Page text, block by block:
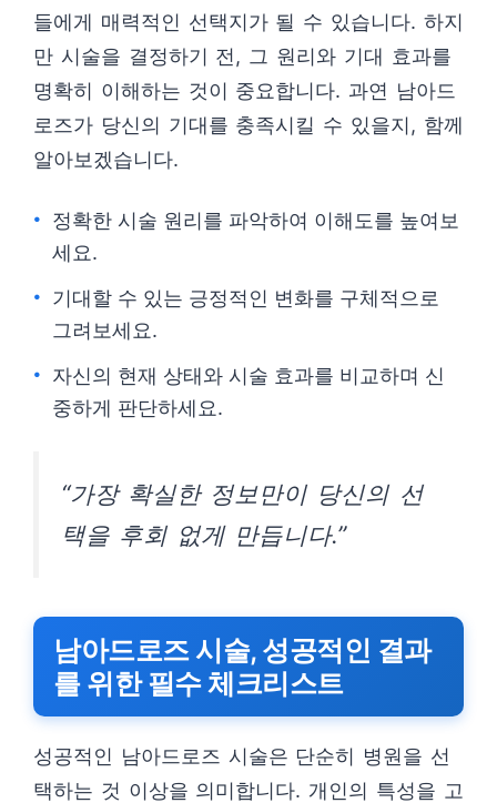
들에게 매력적인 선택지가 될 수 있습니다. 하지
만 시술을 결정하기 전, 그 원리와 기대 효과를
명확히 이해하는 것이 중요합니다. 과연 남아드
로즈가 당신의 기대를 충족시킬 수 있을지, 함께
알아보겠습니다.
정확한 시술 원리를 파악하여 이해도를 높여보
세요.
기대할 수 있는 긍정적인 변화를 구체적으로
그려보세요.
자신의 현재 상태와 시술 효과를 비교하며 신
중하게 판단하세요.
“가장 확실한 정보만이 당신의 선
택을 후회 없게 만듭니다.”
남아드로즈 시술, 성공적인 결과
를 위한 필수 체크리스트
성공적인 남아드로즈 시술은 단순히 병원을 선
택하는 것 이상을 의미합니다. 개인의 특성을 고